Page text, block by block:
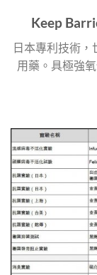
Keep
日本專利技術
用藥。具極強